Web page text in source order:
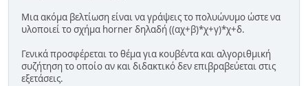
Μια ακόμα βελτίωση είναι να γράψεις το πολυώνυμο ώστε να
υλοποιεί το σχήμα horner δηλαδή ((αχ+β)*χ+γ)*χ+δ.
Γενικά προσφέρεται το θέμα για κουβέντα και αλγοριθμική
συζήτηση το οποίο αν και διδακτικό δεν επιβραβεύεται στις
εξετάσεις.